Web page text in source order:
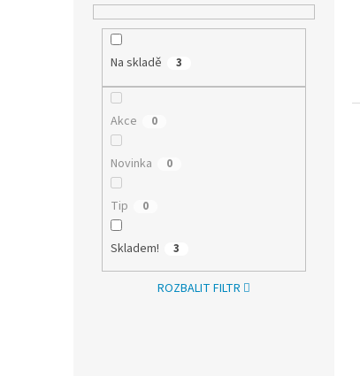
Na skladě 3
Akce 0
Novinka 0
Tip 0
Skladem! 3
ROZBALIT FILTR